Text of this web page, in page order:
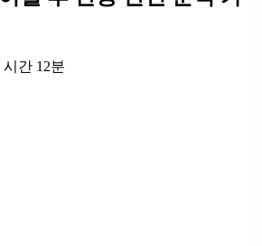
시간 12분